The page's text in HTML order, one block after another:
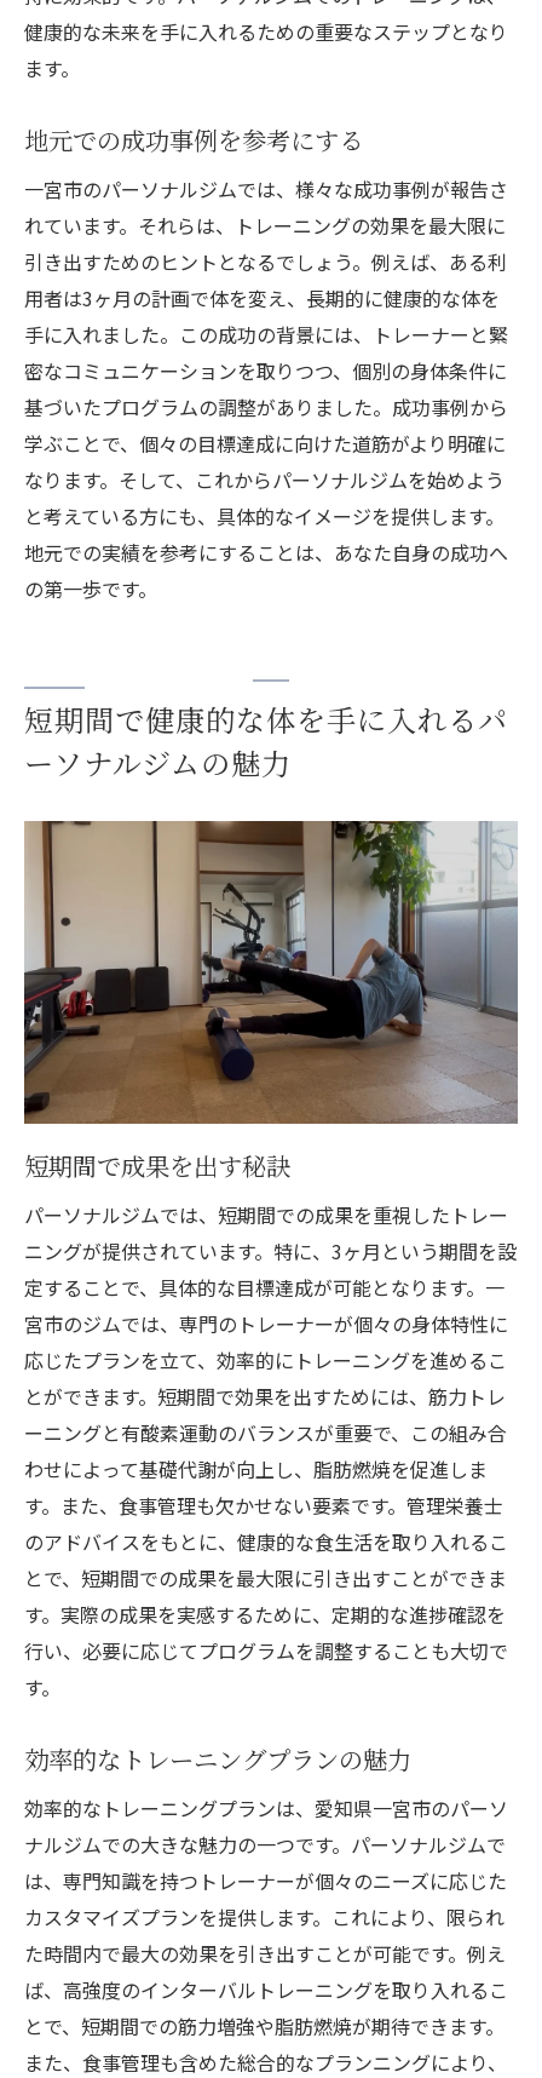
健康的な未来を手に入れるための重要なステップとなり
ます。
地元での成功事例を参考にする
一宮市のパーソナルジムでは、様々な成功事例が報告さ
れています。それらは、トレーニングの効果を最大限に
引き出すためのヒントとなるでしょう。例えば、ある利
用者は3ヶ月の計画で体を変え、長期的に健康的な体を
手に入れました。この成功の背景には、トレーナーと緊
密なコミュニケーションを取りつつ、個別の身体条件に
基づいたプログラムの調整がありました。成功事例から
学ぶことで、個々の目標達成に向けた道筋がより明確に
なります。そして、これからパーソナルジムを始めよう
と考えている方にも、具体的なイメージを提供します。
地元での実績を参考にすることは、あなた自身の成功へ
の第一歩です。
短期間で健康的な体を手に入れるパ
ーソナルジムの魅力
短期間で成果を出す秘訣
パーソナルジムでは、短期間での成果を重視したトレー
ニングが提供されています。特に、3ヶ月という期間を設
定することで、具体的な目標達成が可能となります。一
宮市のジムでは、専門のトレーナーが個々の身体特性に
応じたプランを立て、効率的にトレーニングを進めるこ
とができます。短期間で効果を出すためには、筋力トレ
ーニングと有酸素運動のバランスが重要で、この組み合
わせによって基礎代謝が向上し、脂肪燃焼を促進しま
す。また、食事管理も欠かせない要素です。管理栄養士
のアドバイスをもとに、健康的な食生活を取り入れるこ
とで、短期間での成果を最大限に引き出すことができま
す。実際の成果を実感するために、定期的な進捗確認を
行い、必要に応じてプログラムを調整することも大切で
す。
効率的なトレーニングプランの魅力
効率的なトレーニングプランは、愛知県一宮市のパーソ
ナルジムでの大きな魅力の一つです。パーソナルジムで
は、専門知識を持つトレーナーが個々のニーズに応じた
カスタマイズプランを提供します。これにより、限られ
た時間内で最大の効果を引き出すことが可能です。例え
ば、高強度のインターバルトレーニングを取り入れるこ
とで、短期間での筋力増強や脂肪燃焼が期待できます。
また、食事管理も含めた総合的なプランニングにより、